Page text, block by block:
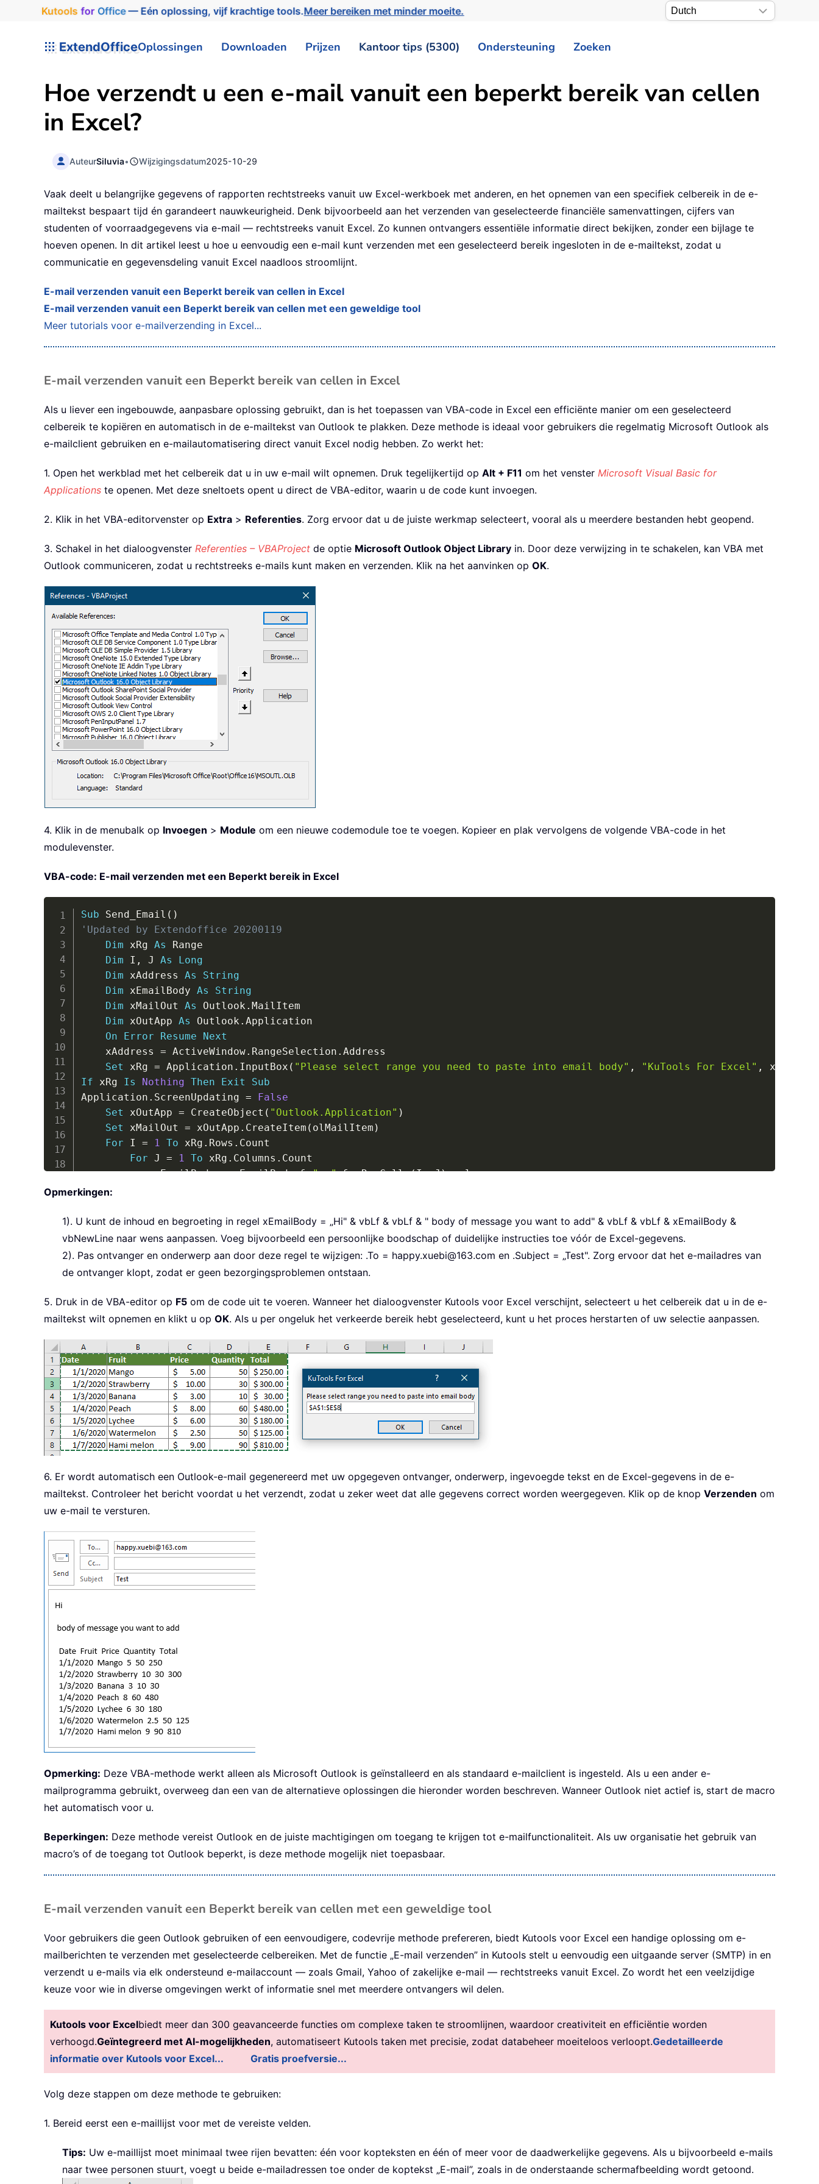
Kutools for Office— Eén oplossing, vijf krachtige tools.Meer bereiken met minder moeite.
ExtendOfficeOplossingen Downloaden Prijzen Kantoor tips (5300) Ondersteuning Zoeken
Hoe verzendt u een e-mail vanuit een beperkt bereik van cellen
in Excel?
AuteurSiluvia• Wijzigingsdatum2025-10-29
Vaak deelt u belangrijke gegevens of rapporten rechtstreeks vanuit uw Excel-werkboek met anderen, en het opnemen van een specifiek celbereik in de e-
mailtekst bespaart tijd én garandeert nauwkeurigheid. Denk bijvoorbeeld aan het verzenden van geselecteerde financiële samenvattingen, cijfers van
studenten of voorraadgegevens via e-mail — rechtstreeks vanuit Excel. Zo kunnen ontvangers essentiële informatie direct bekijken, zonder een bijlage te
hoeven openen. In dit artikel leest u hoe u eenvoudig een e-mail kunt verzenden met een geselecteerd bereik ingesloten in de e-mailtekst, zodat u
communicatie en gegevensdeling vanuit Excel naadloos stroomlijnt.
E-mail verzenden vanuit een Beperkt bereik van cellen in Excel
E-mail verzenden vanuit een Beperkt bereik van cellen met een geweldige tool
Meer tutorials voor e-mailverzending in Excel...
E-mail verzenden vanuit een Beperkt bereik van cellen in Excel
Als u liever een ingebouwde, aanpasbare oplossing gebruikt, dan is het toepassen van VBA-code in Excel een efficiënte manier om een geselecteerd
celbereik te kopiëren en automatisch in de e-mailtekst van Outlook te plakken. Deze methode is ideaal voor gebruikers die regelmatig Microsoft Outlook als
e-mailclient gebruiken en e-mailautomatisering direct vanuit Excel nodig hebben. Zo werkt het:
1. Open het werkblad met het celbereik dat u in uw e-mail wilt opnemen. Druk tegelijkertijd op Alt + F11 om het venster Microsoft Visual Basic for
Applications te openen. Met deze sneltoets opent u direct de VBA-editor, waarin u de code kunt invoegen.
2. Klik in het VBA-editorvenster op Extra > Referenties. Zorg ervoor dat u de juiste werkmap selecteert, vooral als u meerdere bestanden hebt geopend.
3. Schakel in het dialoogvenster Referenties – VBAProject de optie Microsoft Outlook Object Library in. Door deze verwijzing in te schakelen, kan VBA met
Outlook communiceren, zodat u rechtstreeks e-mails kunt maken en verzenden. Klik na het aanvinken op OK.
4. Klik in de menubalk op Invoegen > Module om een nieuwe codemodule toe te voegen. Kopieer en plak vervolgens de volgende VBA-code in het
modulevenster.
VBA-code: E-mail verzenden met een Beperkt bereik in Excel
Sub Send_Email ( )
'Updated by Extendoffice 20200119
Dim xRg As Range
Dim I , J As
Long
Dim xAddress As
String
Dim xEmailBody As
String
Dim xMailOut As Outlook . MailItem
Dim xOutApp As Outlook . Application
On
Error Resume
Next
    xAddress
= ActiveWindow. RangeSelection . Address
Set xRg = Application . InputBox ( "Please select range you need to paste into email body" , "KuTools For Excel" , xAddress
If xRg Is Nothing Then Exit
Sub
Application . ScreenUpdating =
False
Set xOutApp = CreateObject ( "Outlook.Application" )
Set xMailOut = xOutApp . CreateItem ( olMailItem )
For I = 1 To xRg . Rows . Count
For J = 1 To xRg . Columns . Count
            xEmailBody
= xEmailBody & "  " & xRg.Cells(I, J).value
Next
    xEmailBody
= "Hi" & vbLf & vbLf & " body of message you want to add" & vbLf & vbLf & xEmailBody
With
xMailOut
.
"Test"
To
"happy.xuebi@163.com"
Body
xEmailBody
Display
'.Send
End With
Set xMailOut = Nothing
Set xOutApp
Nothing
    Application
.ScreenUpdating = True
End Sub
Opmerkingen:
1). U kunt de inhoud en begroeting in regel xEmailBody = „Hi" & vbLf & vbLf & " body of message you want to add" & vbLf & vbLf & xEmailBody &
vbNewLine naar wens aanpassen. Voeg bijvoorbeeld een persoonlijke boodschap of duidelijke instructies toe vóór de Excel-gegevens.
2). Pas ontvanger en onderwerp aan door deze regel te wijzigen: .To = happy.xuebi@163.com en .Subject = „Test". Zorg ervoor dat het e-mailadres van
de ontvanger klopt, zodat er geen bezorgingsproblemen ontstaan.
5. Druk in de VBA-editor op F5 om de code uit te voeren. Wanneer het dialoogvenster Kutools voor Excel verschijnt, selecteert u het celbereik dat u in de e-
mailtekst wilt opnemen en klikt u op OK. Als u per ongeluk het verkeerde bereik hebt geselecteerd, kunt u het proces herstarten of uw selectie aanpassen.
6. Er wordt automatisch een Outlook-e-mail gegenereerd met uw opgegeven ontvanger, onderwerp, ingevoegde tekst en de Excel-gegevens in de e-
mailtekst. Controleer het bericht voordat u het verzendt, zodat u zeker weet dat alle gegevens correct worden weergegeven. Klik op de knop Verzenden om
uw e-mail te versturen.
Opmerking: Deze VBA-methode werkt alleen als Microsoft Outlook is geïnstalleerd en als standaard e-mailclient is ingesteld. Als u een ander e-
mailprogramma gebruikt, overweeg dan een van de alternatieve oplossingen die hieronder worden beschreven. Wanneer Outlook niet actief is, start de macro
het automatisch voor u.
Beperkingen: Deze methode vereist Outlook en de juiste machtigingen om toegang te krijgen tot e-mailfunctionaliteit. Als uw organisatie het gebruik van
macro’s of de toegang tot Outlook beperkt, is deze methode mogelijk niet toepasbaar.
E-mail verzenden vanuit een Beperkt bereik van cellen met een geweldige tool
Voor gebruikers die geen Outlook gebruiken of een eenvoudigere, codevrije methode prefereren, biedt Kutools voor Excel een handige oplossing om e-
mailberichten te verzenden met geselecteerde celbereiken. Met de functie „E-mail verzenden” in Kutools stelt u eenvoudig een uitgaande server (SMTP) in en
verzendt u e-mails via elk ondersteund e-mailaccount — zoals Gmail, Yahoo of zakelijke e-mail — rechtstreeks vanuit Excel. Zo wordt het een veelzijdige
keuze voor wie in diverse omgevingen werkt of informatie snel met meerdere ontvangers wil delen.
Kutools voor Excelbiedt meer dan 300 geavanceerde functies om complexe taken te stroomlijnen, waardoor creativiteit en efficiëntie worden
verhoogd.Geïntegreerd met AI-mogelijkheden, automatiseert Kutools taken met precisie, zodat databeheer moeiteloos verloopt.Gedetailleerde
informatie over Kutools voor Excel...
Gratis proefversie...
Volg deze stappen om deze methode te gebruiken:
1. Bereid eerst een e-maillijst voor met de vereiste velden.
Tips: Uw e-maillijst moet minimaal twee rijen bevatten: één voor kopteksten en één of meer voor de daadwerkelijke gegevens. Als u bijvoorbeeld e-mails
naar twee personen stuurt, voegt u beide e-mailadressen toe onder de koptekst „E-mail”, zoals in de onderstaande schermafbeelding wordt getoond.